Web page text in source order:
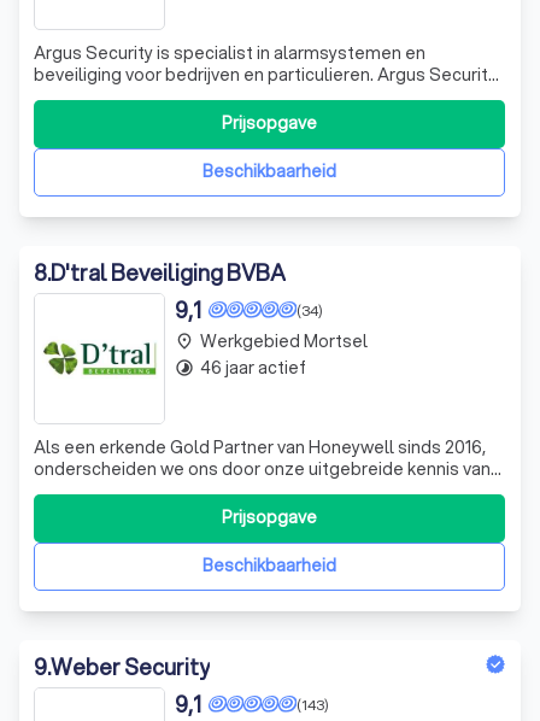
Argus Security is specialist in alarmsystemen en
beveiliging voor bedrijven en particulieren. Argus Security
levert kwalitatieve alarm systemen en oplossingen voor
beveiliging. Al sinds 1986 staat ons beveiligingsbedrijf
garant voor een persoonlijke en efficiënte aanpak in de
beveiliging. Met reedsBeschikbaarheid
Prijsopgave
8.D'tral Beveiliging BVBA
(34)
9,1
Als een erkende Gold Partner van Honeywell sinds 2016,
onderscheiden we ons door onze uitgebreide kennis van
het Honeywell-assortiment en onze onberispelijke
service. We zijn gespecialiseerd in het bieden van op maat
gemaakte veiligheidsoplossingen, variërend van
bewakingscamera's tot kluizenkamers.
Beschikbaarheid
Prijsopgave
place Werkgebied Mortsel
timelapse 46 jaar actief
9.Weber Security
(143)
9,1